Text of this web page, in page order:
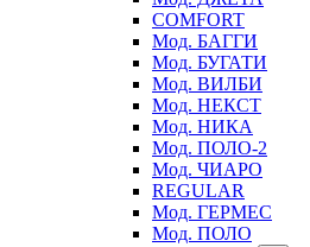
COMFORT
Мод. БАГГИ
Мод. БУГАТИ
Мод. ВИЛБИ
Мод. НЕКСТ
Мод. НИКА
Мод. ПОЛО-2
Мод. ЧИАРО
REGULAR
Мод. ГЕРМЕС
Мод. ПОЛО